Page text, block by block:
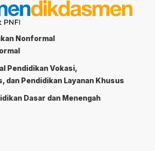
Nonformal
Pendidikan Vokasi,
dan Pendidikan Layanan Khusus
Dasar dan Menengah